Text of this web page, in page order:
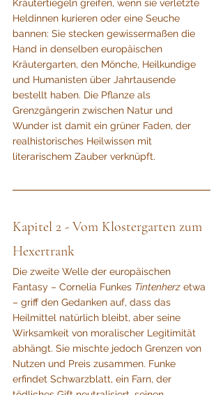
Kräutertiegeln greifen, wenn sie verletzte
Heldinnen kurieren oder eine Seuche
bannen: Sie stecken gewissermaßen die
Hand in denselben europäischen
Kräutergarten, den Mönche, Heilkundige
und Humanisten über Jahrtausende
bestellt haben. Die Pflanze als
Grenzgängerin zwischen Natur und
Wunder ist damit ein grüner Faden, der
realhistorisches Heilwissen mit
literarischem Zauber verknüpft.
Kapitel 2 - Vom Klostergarten zum
Hexertrank
Die zweite Welle der europäischen
Fantasy – Cornelia Funkes Tintenherz etwa
– griff den Gedanken auf, dass das
Heilmittel natürlich bleibt, aber seine
Wirksamkeit von moralischer Legitimität
abhängt. Sie mischte jedoch Grenzen von
Nutzen und Preis zusammen. Funke
erfindet Schwarzblatt, ein Farn, der